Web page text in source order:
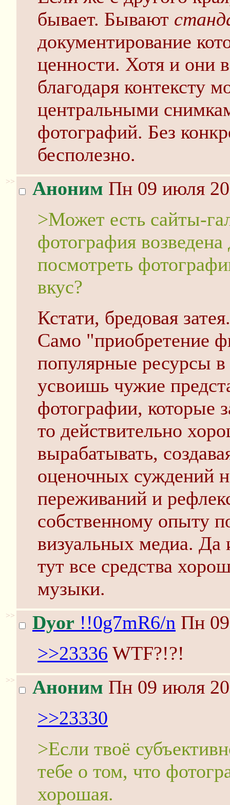
бывает. Бывают
документирование
ценности. Хотя и они
благодаря контексту
центральными
фотографий. Без
бесполезно.
>> Аноним Пн 09 июля
>Может есть сайты-
фотография
посмотреть
вкус?
Кстати, бредовая затея.
Само "приобретение
популярные ресурсы
усвоишь чужие
фотографии, которые
то действительно
вырабатывать,
оценочных суждений
переживаний и
собственному опыту
визуальных медиа. Да
тут все средства
музыки.
>> Dyor !!0g7mR6/n Пн
>>23336 WTF?!?!
>> Аноним Пн 09 июля
>>23330
>Если твоë
тебе о том, что
хорошая.